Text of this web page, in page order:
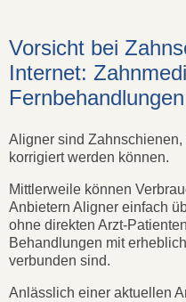
Vorsicht bei
Internet:
Fernbehandlungen
Aligner sind
korrigiert werden können.
Mittlerweile können
Anbietern Aligner einfach
ohne direkten Arzt-
Behandlungen mit
verbunden sind.
Anlässlich einer aktuellen